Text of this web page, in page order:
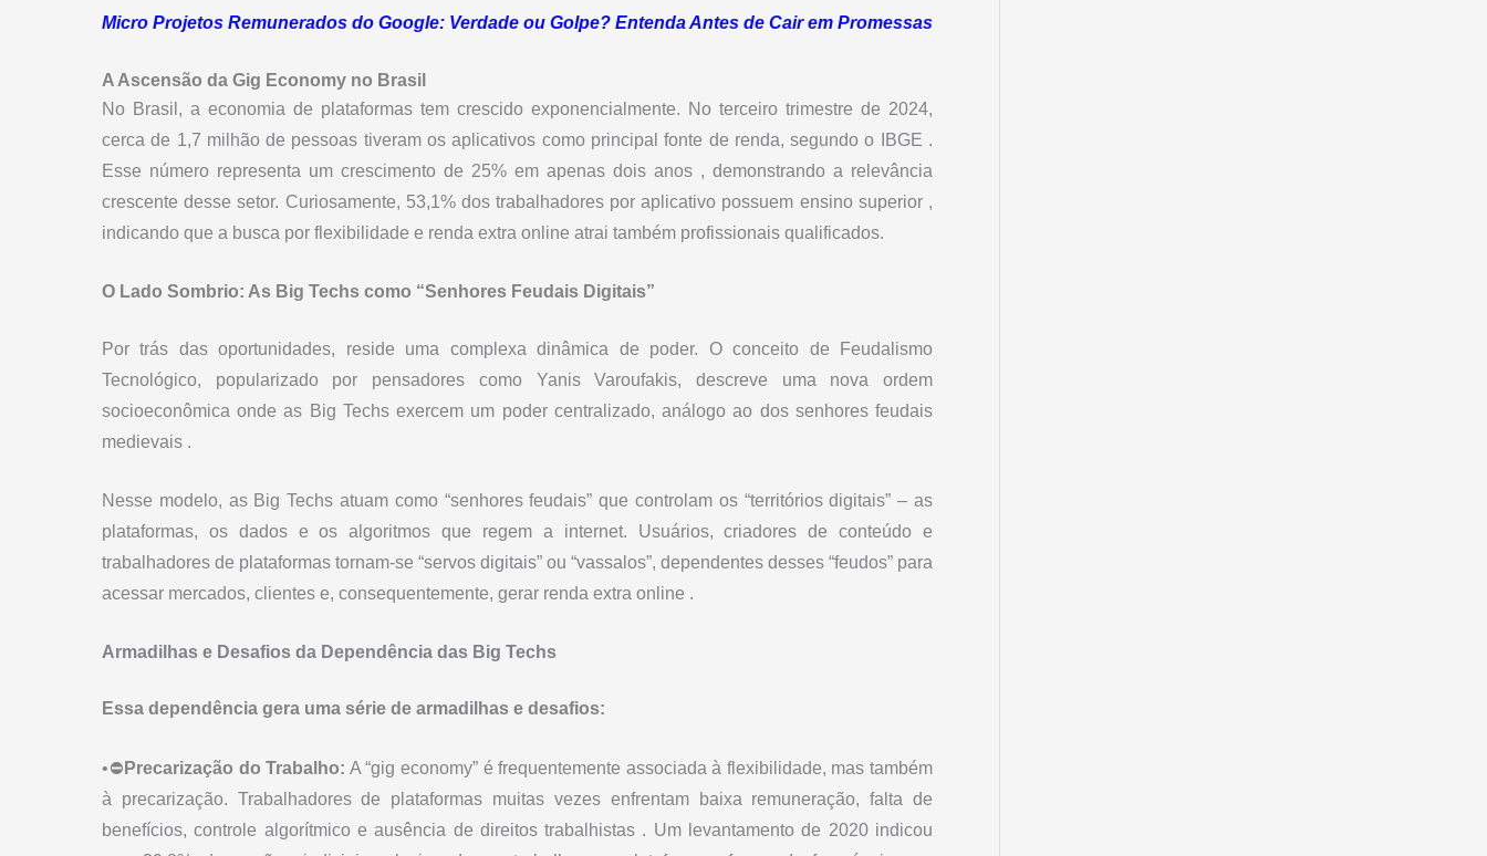
Micro Projetos Remunerados do Google: Verdade ou Golpe? Entenda Antes de Cair em Promessas
A Ascensão da Gig Economy no Brasil
No Brasil, a economia de plataformas tem crescido exponencialmente. No terceiro trimestre de 2024,
cerca de 1,7 milhão de pessoas tiveram os aplicativos como principal fonte de renda, segundo o IBGE .
Esse número representa um crescimento de 25% em apenas dois anos , demonstrando a relevância
crescente desse setor. Curiosamente, 53,1% dos trabalhadores por aplicativo possuem ensino superior ,
indicando que a busca por flexibilidade e renda extra online atrai também profissionais qualificados.
O Lado Sombrio: As Big Techs como “Senhores Feudais Digitais”
Por trás das oportunidades, reside uma complexa dinâmica de poder. O conceito de Feudalismo
Tecnológico, popularizado por pensadores como Yanis Varoufakis, descreve uma nova ordem
socioeconômica onde as Big Techs exercem um poder centralizado, análogo ao dos senhores feudais
medievais .
Nesse modelo, as Big Techs atuam como “senhores feudais” que controlam os “territórios digitais” – as
plataformas, os dados e os algoritmos que regem a internet. Usuários, criadores de conteúdo e
trabalhadores de plataformas tornam-se “servos digitais” ou “vassalos”, dependentes desses “feudos” para
acessar mercados, clientes e, consequentemente, gerar renda extra online .
Armadilhas e Desafios da Dependência das Big Techs
Essa dependência gera uma série de armadilhas e desafios:
•⛔ Precarização do Trabalho: A “gig economy” é frequentemente associada à flexibilidade, mas também
à precarização. Trabalhadores de plataformas muitas vezes enfrentam baixa remuneração, falta de
benefícios, controle algorítmico e ausência de direitos trabalhistas . Um levantamento de 2020 indicou